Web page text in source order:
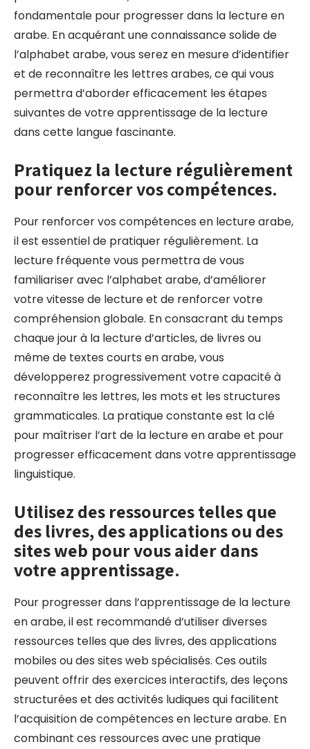
fondamentale pour progresser dans la lecture en
arabe. En acquérant une connaissance solide de
l’alphabet arabe, vous serez en mesure d’identifier
et de reconnaître les lettres arabes, ce qui vous
permettra d’aborder efficacement les étapes
suivantes de votre apprentissage de la lecture
dans cette langue fascinante.
Pratiquez la lecture régulièrement
pour renforcer vos compétences.
Pour renforcer vos compétences en lecture arabe,
il est essentiel de pratiquer régulièrement. La
lecture fréquente vous permettra de vous
familiariser avec l’alphabet arabe, d’améliorer
votre vitesse de lecture et de renforcer votre
compréhension globale. En consacrant du temps
chaque jour à la lecture d’articles, de livres ou
même de textes courts en arabe, vous
développerez progressivement votre capacité à
reconnaître les lettres, les mots et les structures
grammaticales. La pratique constante est la clé
pour maîtriser l’art de la lecture en arabe et pour
progresser efficacement dans votre apprentissage
linguistique.
Utilisez des ressources telles que
des livres, des applications ou des
sites web pour vous aider dans
votre apprentissage.
Pour progresser dans l’apprentissage de la lecture
en arabe, il est recommandé d’utiliser diverses
ressources telles que des livres, des applications
mobiles ou des sites web spécialisés. Ces outils
peuvent offrir des exercices interactifs, des leçons
structurées et des activités ludiques qui facilitent
l’acquisition de compétences en lecture arabe. En
combinant ces ressources avec une pratique